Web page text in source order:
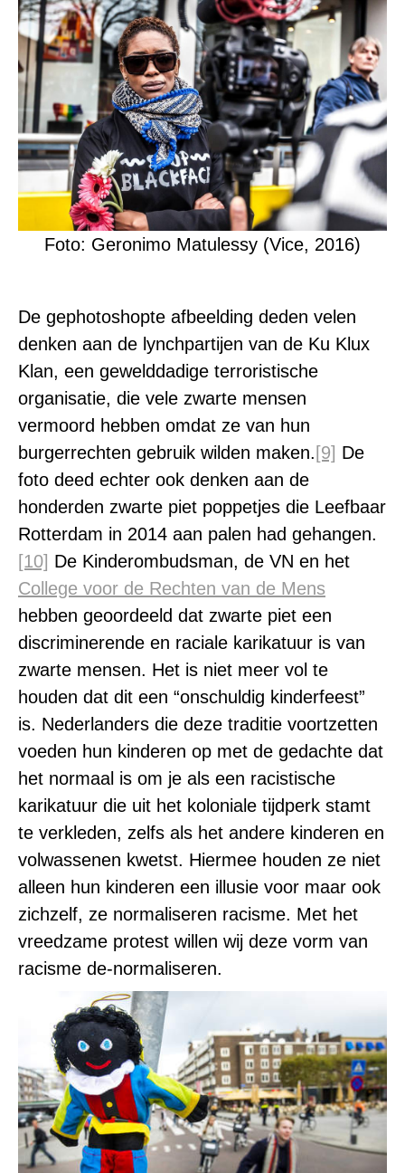
Foto: Geronimo Matulessy (Vice, 2016)
De gephotoshopte afbeelding deden velen
denken aan de lynchpartijen van de Ku Klux
Klan, een gewelddadige terroristische
organisatie, die vele zwarte mensen
vermoord hebben omdat ze van hun
burgerrechten gebruik wilden maken. [9] De
foto deed echter ook denken aan de
honderden zwarte piet poppetjes die Leefbaar
Rotterdam in 2014 aan palen had gehangen.
[10] De Kinderombudsman, de VN en het
College voor de Rechten van de Mens
hebben geoordeeld dat zwarte piet een
discriminerende en raciale karikatuur is van
zwarte mensen. Het is niet meer vol te
houden dat dit een “onschuldig kinderfeest”
is. Nederlanders die deze traditie voortzetten
voeden hun kinderen op met de gedachte dat
het normaal is om je als een racistische
karikatuur die uit het koloniale tijdperk stamt
te verkleden, zelfs als het andere kinderen en
volwassenen kwetst. Hiermee houden ze niet
alleen hun kinderen een illusie voor maar ook
zichzelf, ze normaliseren racisme. Met het
vreedzame protest willen wij deze vorm van
racisme de-normaliseren.